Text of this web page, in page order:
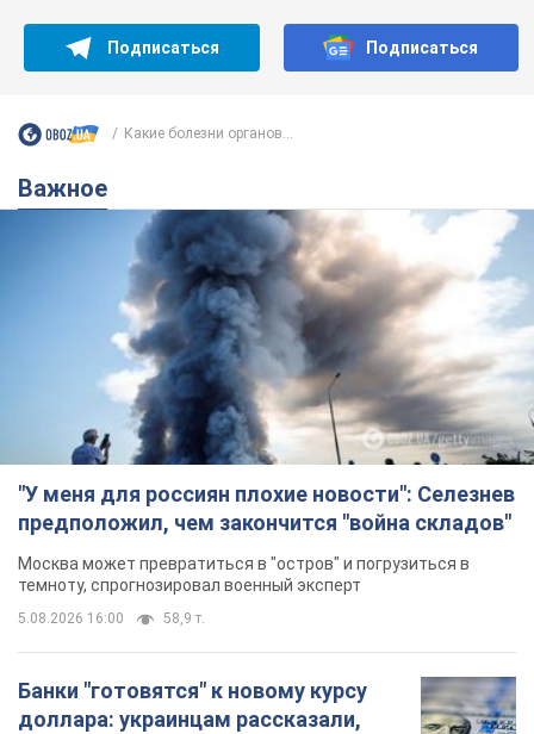
Подписаться Подписаться
Какие болезни органов...
Важное
"У меня для россиян плохие новости": Селезнев
предположил, чем закончится "война складов"
Москва может превратиться в "остров" и погрузиться в
темноту, спрогнозировал военный эксперт
5.08.2026 16:00 58,9 т.
Банки "готовятся" к новому курсу
доллара: украинцам рассказали,